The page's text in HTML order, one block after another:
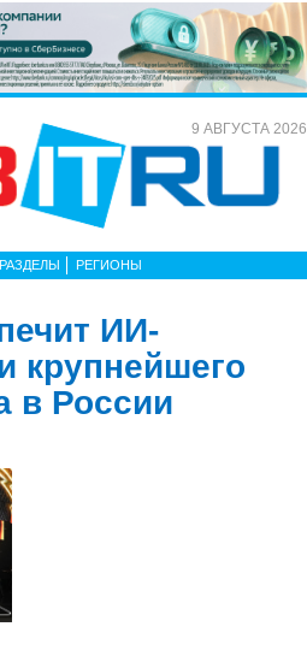
9 АВГУСТА 2026
РАЗДЕЛЫ РЕГИОНЫ
ИИ-
крупнейшего
в России